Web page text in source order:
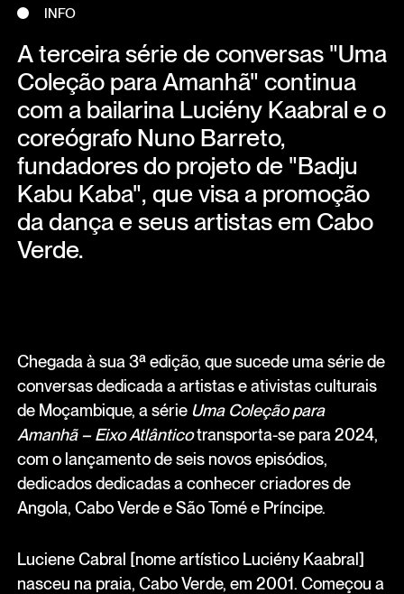
INFO
A terceira série de conversas "Uma
Coleção para Amanhã" continua
com a bailarina Luciény Kaabral e o
coreógrafo Nuno Barreto,
fundadores do projeto de "Badju
Kabu Kaba", que visa a promoção
da dança e seus artistas em Cabo
Verde.
Chegada à sua 3ª edição, que sucede uma série de
conversas dedicada a artistas e ativistas culturais
de Moçambique, a série Uma Coleção para
Amanhã – Eixo Atlânticotransporta-se para 2024,
com o lançamento de seis novos episódios,
dedicados dedicadas a conhecer criadores de
Angola, Cabo Verde e São Tomé e Príncipe.
Luciene Cabral [nome artístico Luciény Kaabral]
nasceu na praia, Cabo Verde, em 2001. Começou a